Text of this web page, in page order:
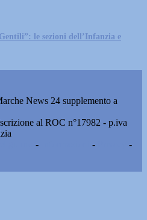
le sezioni dell’Infanzia e
News 24 supplemento a
al ROC n°17982 - p.iva
- -
-